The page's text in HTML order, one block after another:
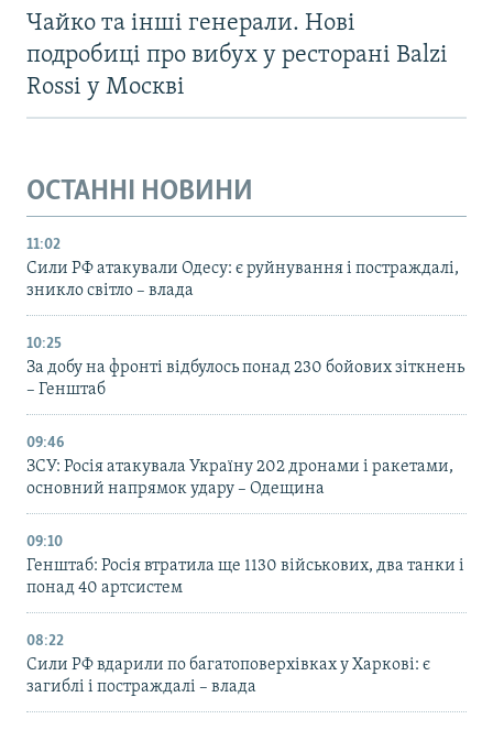
Чайко та інші генерали. Нові
подробиці про вибух у ресторані Balzi
Rossi у Москві
ОСТАННІ НОВИНИ
11:02
Сили РФ атакували Одесу: є руйнування і постраждалі,
зникло світло – влада
10:25
За добу на фронті відбулось понад 230 бойових зіткнень
– Генштаб
09:46
ЗСУ: Росія атакувала Україну 202 дронами і ракетами,
основний напрямок удару – Одещина
09:10
Генштаб: Росія втратила ще 1130 військових, два танки і
понад 40 артсистем
08:22
Сили РФ вдарили по багатоповерхівках у Харкові: є
загиблі і постраждалі – влада